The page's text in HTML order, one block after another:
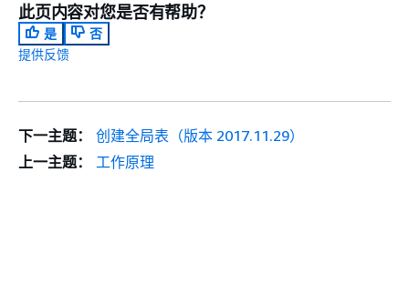
此页内容对您是否有帮助？
是
否
提供反馈
下一主题：
创建全局表（版本 2017.11.29）
上一主题：
工作原理